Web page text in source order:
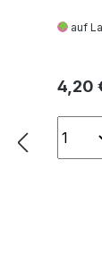
auf
4,20